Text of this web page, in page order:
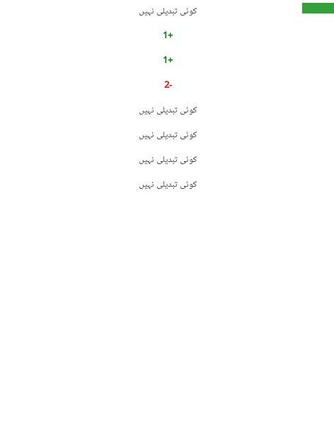
کوئی تبدیلی نہیں
+1
+1
-2
کوئی تبدیلی نہیں
کوئی تبدیلی نہیں
کوئی تبدیلی نہیں
کوئی تبدیلی نہیں